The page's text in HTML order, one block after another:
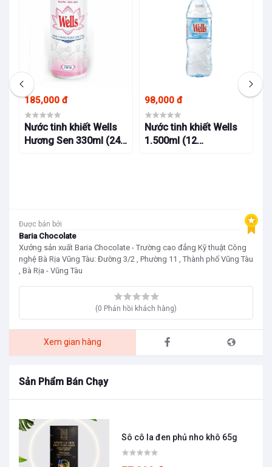
Được bán bởi
Baria Chocolate
Xưởng sản xuất Baria Chocolate - Trường cao đẳng Kỹ thuật Công
nghệ Bà Rịa Vũng Tàu: Đường 3/2 , Phường 11 , Thành phố Vũng Tàu
, Bà Rịa - Vũng Tàu
(0 Phản hồi khách hàng)
Xem gian hàng
Sản Phẩm Bán Chạy
Sô cô la đen phủ nho khô 65g
185,000 đ
Nước tinh khiết Wells
Hương Sen 330ml (24
98,000 đ
Nước tinh khiết Wells
1.500ml (12